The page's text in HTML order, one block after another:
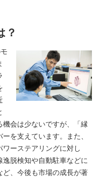
？
会は少ないですが、「縁
を支えています。また、
ーステアリングに対し
脱検知や自動駐車などに
、今後も市場の成長が著